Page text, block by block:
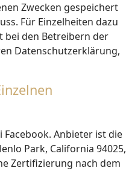
Zwecken gespeichert
Für Einzelheiten dazu
bei den Betreibern der
Datenschutzerklärung,
Anbieter ist die
Park, California 94025,
Zertifizierung nach dem